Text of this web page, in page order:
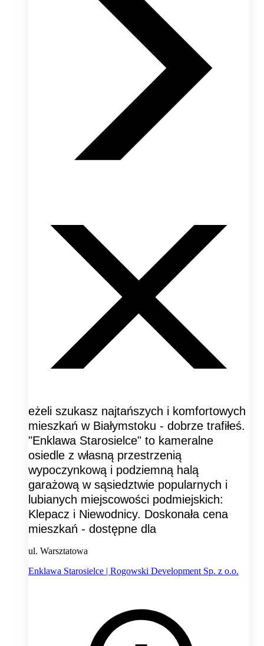
eżeli szukasz najtańszych i komfortowych
mieszkań w Białymstoku - dobrze trafiłeś.
"Enklawa Starosielce" to kameralne
osiedle z własną przestrzenią
wypoczynkową i podziemną halą
garażową w sąsiedztwie popularnych i
lubianych miejscowości podmiejskich:
Klepacz i Niewodnicy. Doskonała cena
mieszkań - dostępne dla
ul. Warsztatowa
Enklawa Starosielce | Rogowski Development Sp. z o.o.